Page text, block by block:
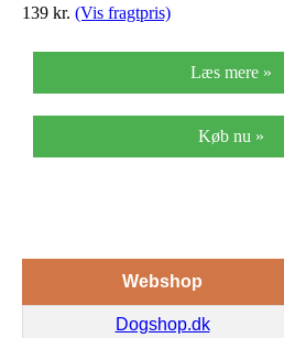
139 kr. (Vis fragtpris)
Læs mere »
Køb nu »
Webshop
Dogshop.dk